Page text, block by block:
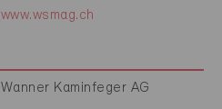
www.wsmag.ch
Wanner Kaminfeger AG